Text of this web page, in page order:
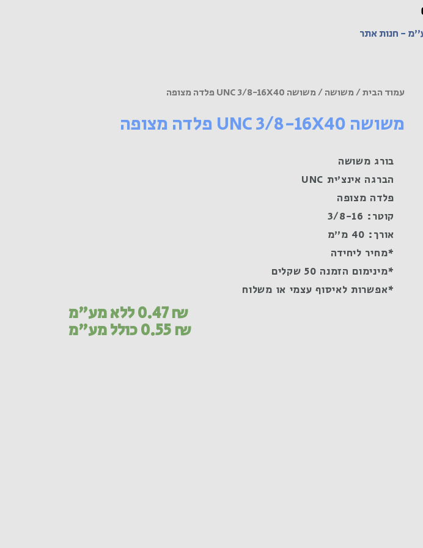
- חנות אתר
עמוד הבית/משושה/ משושה UNC 3/8-16X40 פלדה מצופה
משושה UNC 3/8-16X40 פלדה מצופה
בורג משושה
הברגה אינצ'ית UNC
פלדה מצופה
קוטר: 3/8-16
אורך: 40 מ"מ
*מחיר ליחידה
*מינימום הזמנה 50 שקלים
*אפשרות לאיסוף עצמי או משלוח
0.47₪ ללא מע"מ
0.55₪ כולל מע"מ